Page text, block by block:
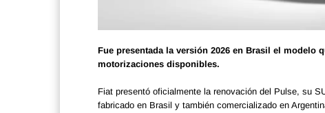
Fue presentada la versión 2026 en Brasil el modelo
motorizaciones disponibles.
Fiat presentó oficialmente la renovación del Pulse, su
fabricado en Brasil y también comercializado en